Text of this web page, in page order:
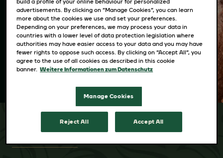
Spezialisten. Egal, ob du ganze Bohnen,
Filterkaffee oder intensiven Espresso
bevorzugst – hier findest du, wonach du
suchst. Gönn dir deine Tasse Kaffee genau
nach deinen Vorlieben.
build a profile of your online behaviour for personalized
advertisements. By clicking on “Manage Cookies”, you can learn
more about the cookies we use and set your preferences.
Depending on your preferences, we may process your data in
countries with a lower level of data protection legislation where
authorities may have easier access to your data and you may have
fewer rights to oppose such access. By clicking on “Accept All”, you
agree to the use of all cookies as described in this cookie
banner. Weitere Informationen zum Datenschutz
Manage Cookies
Reject All Accept All